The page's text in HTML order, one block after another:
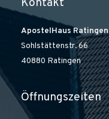
Kontakt
ApostelHaus Ratingen
Sohlstättenstr. 66
40880 Ratingen
Öffnungszeiten